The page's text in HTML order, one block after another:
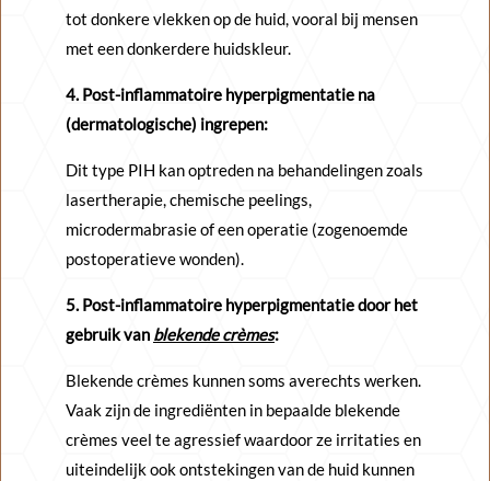
tot donkere vlekken op de huid, vooral bij mensen
met een donkerdere huidskleur.
4. Post-inflammatoire hyperpigmentatie na
(dermatologische) ingrepen:
Dit type PIH kan optreden na behandelingen zoals
lasertherapie, chemische peelings,
microdermabrasie of een operatie (zogenoemde
postoperatieve wonden).
5. Post-inflammatoire hyperpigmentatie door het
gebruik van blekende crèmes:
Blekende crèmes kunnen soms averechts werken.
Vaak zijn de ingrediënten in bepaalde blekende
crèmes veel te agressief waardoor ze irritaties en
uiteindelijk ook ontstekingen van de huid kunnen